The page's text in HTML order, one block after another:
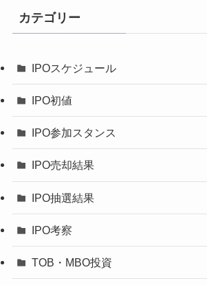
カテゴリー
IPOスケジュール
IPO初値
IPO参加スタンス
IPO売却結果
IPO抽選結果
IPO考察
TOB・MBO投資